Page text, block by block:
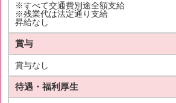
※すべて交通費別途全額支給
※残業代は法定通り支給
昇給なし
賞与
賞与なし
待遇・福利厚生